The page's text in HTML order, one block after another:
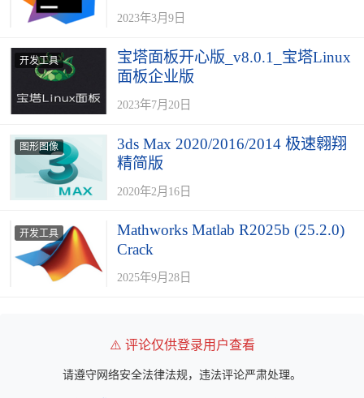
2023年3月9日
开发工具
宝塔面板开心版_v8.0.1_宝塔Linux
面板企业版
2023年7月20日
图形图像
3ds Max 2020/2016/2014 极速翱翔
精简版
2020年2月16日
开发工具
Mathworks Matlab R2025b (25.2.0)
Crack
2025年9月28日
⚠️ 评论仅供登录用户查看
请遵守网络安全法律法规，违法评论严肃处理。